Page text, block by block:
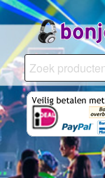
Ga
naar
inhoudZoeken
naar: